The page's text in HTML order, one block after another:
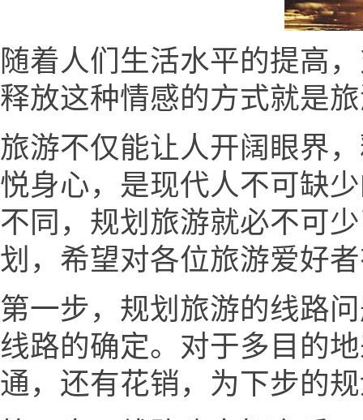
随着人们生活水平的提高
释放这种情感的方式就是
旅游不仅能让人开阔眼界
悦身心，是现代人不可缺
不同，规划旅游就必不可
划，希望对各位旅游爱好
第一步，规划旅游的线路
线路的确定。对于多目的
通，还有花销，为下步的